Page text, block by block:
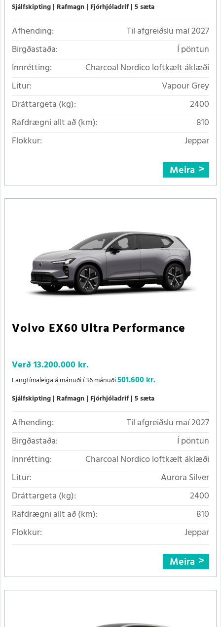
Sjálfskipting Rafmagn Fjórhjóladrif 5 sæta
Afhending:
Til afgreiðslu maí 2027
Birgðastaða:
Í pöntun
Innrétting:
Charcoal Nordico loftkælt áklæði
Litur:
Vapour Grey
Dráttargeta (kg):
2400
Rafdrægni allt að (km):
810
Flokkur:
Jeppar
Meira
Volvo EX60 Ultra Performance
Verð13.200.000 kr.
Langtímaleiga á mánuði í 36 mánuði501.600 kr.
Sjálfskipting Rafmagn Fjórhjóladrif 5 sæta
Afhending:
Til afgreiðslu maí 2027
Birgðastaða:
Í pöntun
Innrétting:
Charcoal Nordico loftkælt áklæði
Litur:
Aurora Silver
Dráttargeta (kg):
2400
Rafdrægni allt að (km):
810
Flokkur:
Jeppar
Meira